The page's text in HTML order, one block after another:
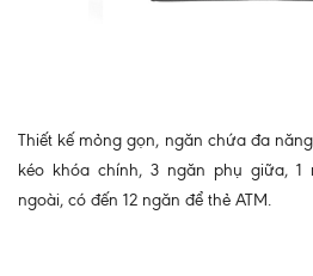
Thiết kế mỏng gọn, ngăn chứa đa
kéo khóa chính, 3 ngăn phụ giữa,
ngoài, có đến 12 ngăn để thẻ ATM.